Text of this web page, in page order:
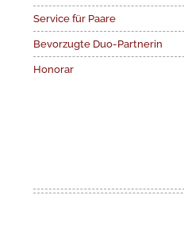
Service für Paare
Bevorzugte Duo-Partnerin
Honorar